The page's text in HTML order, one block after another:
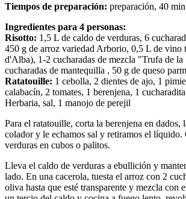
Tiempos de preparación: preparación, 40
Ingredientes para 4 personas:
Risotto: 1,5 L de caldo de verduras, 6
450 g de arroz variedad Arborio, 0,5 L de vino
d'Alba), 1-2 cucharadas de mezcla "Trufa de la
cucharadas de mantequilla , 50 g de queso
Ratatouille: 1 cebolla, 2 dientes de ajo, 1
calabacín, 2 tomates, 1 berenjena, 1
Herbaria, sal, 1 manojo de perejil
Para el ratatouille, corta la berenjena en dados,
colador y le echamos sal y retiramos el líquido.
verduras en cubos o palitos.
Lleva el caldo de verduras a ebullición y
lado. En una cacerola, tuesta el arroz con 2
oliva hasta que esté transparente y mezcla con